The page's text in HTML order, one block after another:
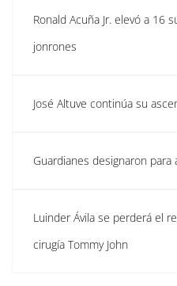
Ronald Acuña Jr. elevó a 16
jonrones
José Altuve continúa su
Guardianes designaron para
Luinder Ávila se perderá el
cirugía Tommy John